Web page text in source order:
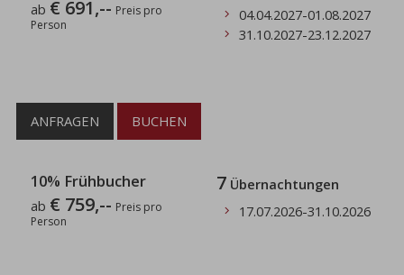
ab € 691,-- Preis pro
Person
04.04.2027-01.08.2027
31.10.2027-23.12.2027
ANFRAGEN BUCHEN
10% Frühbucher
ab € 759,-- Preis pro
Person
7 Übernachtungen
17.07.2026-31.10.2026